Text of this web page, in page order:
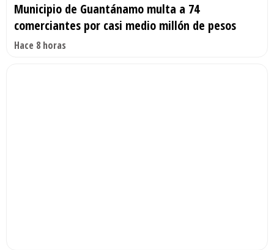
Municipio de Guantánamo multa a 74
comerciantes por casi medio millón de pesos
Hace 8 horas